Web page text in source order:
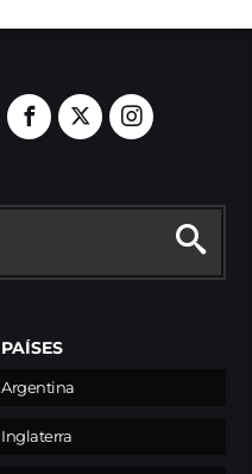
PAÍSES
Argentina
Inglaterra